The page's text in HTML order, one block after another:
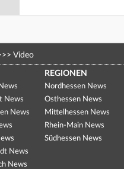
Video
News
News
News
News
REGIONEN
Nordhessen News
Osthessen News
Mittelhessen News
Rhein-Main News
Südhessen News